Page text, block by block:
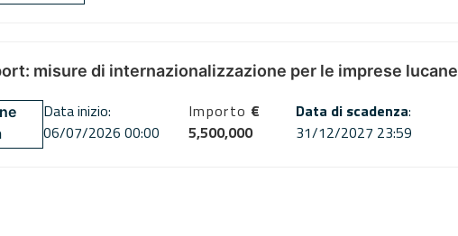
misure di internazionalizzazione per le imprese lucane
Data inizio:
06/07/2026 00:00
Importo €
5,500,000
Data di scadenza:
31/12/2027 23:59